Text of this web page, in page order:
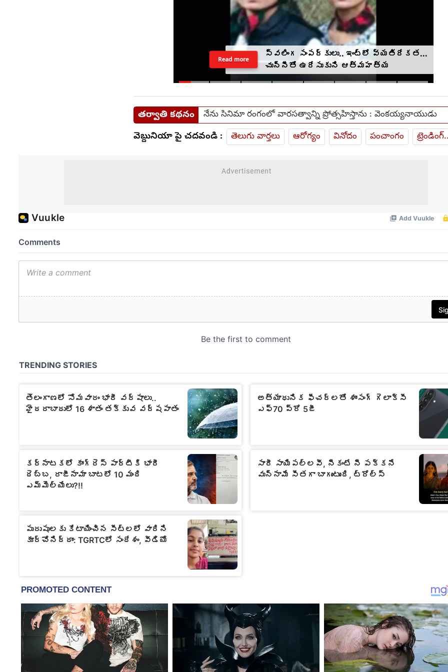
స్వలింగ సంపర్కులు.. ఇంట్లో వ్యతిరేకత...
చున్నీతో ఉరేసుకుని ఆత్మహత్య
Read more
తర్వాతి కథనం నేను సినిమా రంగంలో వారసత్వాన్ని ప్రోత్సహిస్తాను : వెంకయ్యనాయుడు
వెబ్దునియా పై చదవండి : తెలుగు వార్తలు ఆరోగ్యం వినోదం పంచాంగం ట్రెండింగ్..